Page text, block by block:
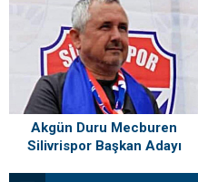
Akgün Duru Mecburen
Silivrispor Başkan Adayı